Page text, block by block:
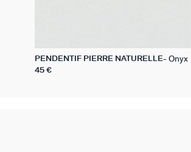
PENDENTIF PIERRE NATURELLE Onyx
45 €